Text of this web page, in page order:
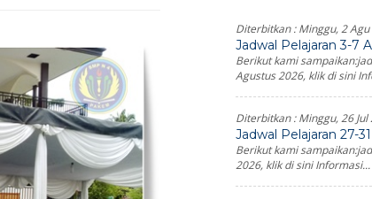
Diterbitkan :Minggu, 2
Jadwal Pelajaran 3-7
Berikut kami
Agustus 2026, klik di sini
Diterbitkan :Minggu, 26 Jul
Jadwal Pelajaran 27-
Berikut kami
2026, klik di sini Informasi...